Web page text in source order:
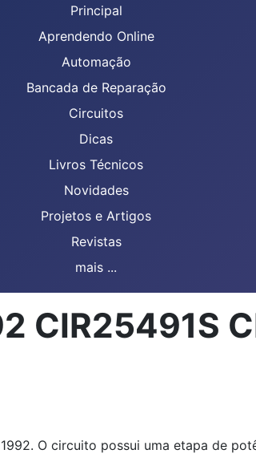
Principal
Aprendendo Online
Automação
Bancada de Reparação
Circuitos
Dicas
Livros Técnicos
Novidades
Projetos e Artigos
Revistas
mais ...
CIR25491S
O circuito possui uma etapa de